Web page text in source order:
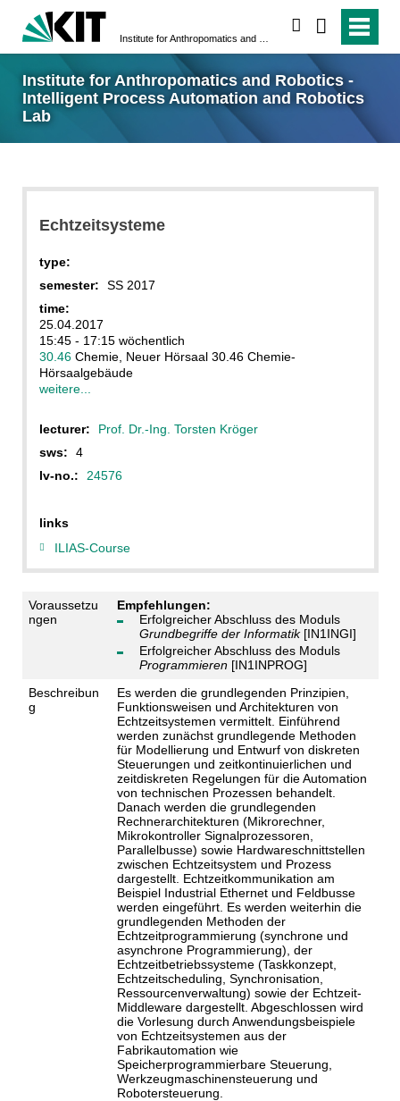
Institute for Anthropomatics and Robotics -
Intelligent Process Automation and Robotics
Lab
Echtzeitsysteme
type:
semester:
SS 2017
time:
25.04.2017
15:45 - 17:15 wöchentlich
30.46Chemie, Neuer Hörsaal 30.46 Chemie-
Hörsaalgebäude
weitere...
lecturer:
Prof. Dr.-Ing. Torsten Kröger
sws:
4
lv-no.:
24576
links
ILIAS-Course
Voraussetzu
ngen
Empfehlungen:
Erfolgreicher Abschluss des Moduls
Grundbegriffe der Informatik[IN1INGI]
Erfolgreicher Abschluss des Moduls
Programmieren[IN1INPROG]
Beschreibun
g
Es werden die grundlegenden Prinzipien,
Funktionsweisen und Architekturen von
Echtzeitsystemen vermittelt. Einführend
werden zunächst grundlegende Methoden
für Modellierung und Entwurf von diskreten
Steuerungen und zeitkontinuierlichen und
zeitdiskreten Regelungen für die Automation
von technischen Prozessen behandelt.
Danach werden die grundlegenden
Rechnerarchitekturen (Mikrorechner,
Mikrokontroller Signalprozessoren,
Parallelbusse) sowie Hardwareschnittstellen
zwischen Echtzeitsystem und Prozess
dargestellt. Echtzeitkommunikation am
Beispiel Industrial Ethernet und Feldbusse
werden eingeführt. Es werden weiterhin die
grundlegenden Methoden der
Echtzeitprogrammierung (synchrone und
asynchrone Programmierung), der
Echtzeitbetriebssysteme (Taskkonzept,
Echtzeitscheduling, Synchronisation,
Ressourcenverwaltung) sowie der Echtzeit-
Middleware dargestellt. Abgeschlossen wird
die Vorlesung durch Anwendungsbeispiele
von Echtzeitsystemen aus der
Fabrikautomation wie
Speicherprogrammierbare Steuerung,
Werkzeugmaschinensteuerung und
Robotersteuerung.